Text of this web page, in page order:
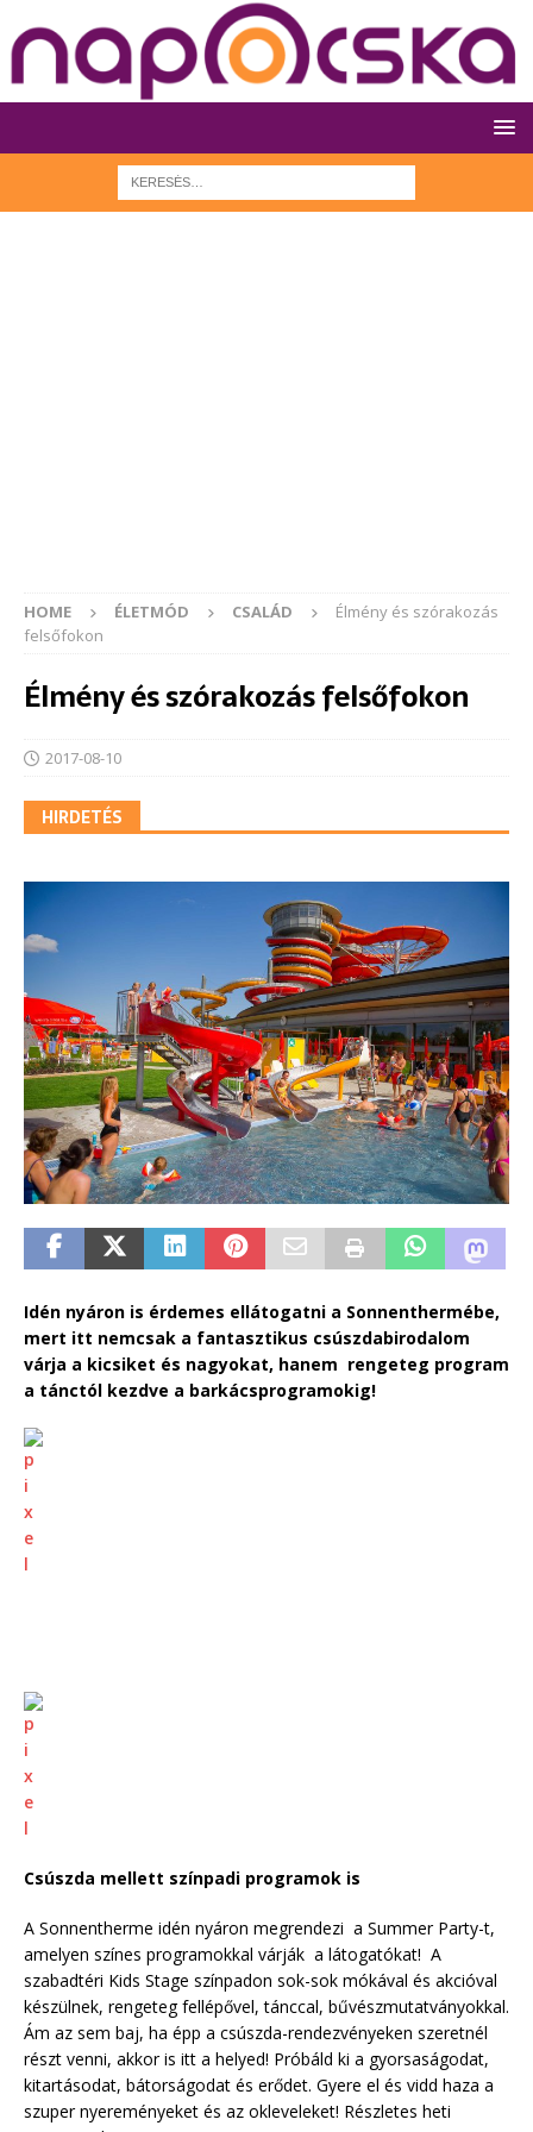
HOME ÉLETMÓD CSALÁD
Élmény és szórakozás
felsőfokon
Élmény és szórakozás felsőfokon
2017-08-10
HIRDETÉS
Idén nyáron is érdemes ellátogatni a Sonnenthermébe,
mert itt nemcsak a fantasztikus csúszdabirodalom
várja a kicsiket és nagyokat, hanem rengeteg program
a tánctól kezdve a barkácsprogramokig!
Csúszda mellett színpadi programok is
A Sonnentherme idén nyáron megrendezi a Summer Party-t,
amelyen színes programokkal várják a látogatókat! A
szabadtéri Kids Stage színpadon sok-sok mókával és akcióval
készülnek, rengeteg fellépővel, tánccal, bűvészmutatványokkal.
Ám az sem baj, ha épp a csúszda-rendezvényeken szeretnél
részt venni, akkor is itt a helyed! Próbáld ki a gyorsaságodat,
kitartásodat, bátorságodat és erődet. Gyere el és vidd haza a
szuper nyereményeket és az okleveleket! Részletes heti